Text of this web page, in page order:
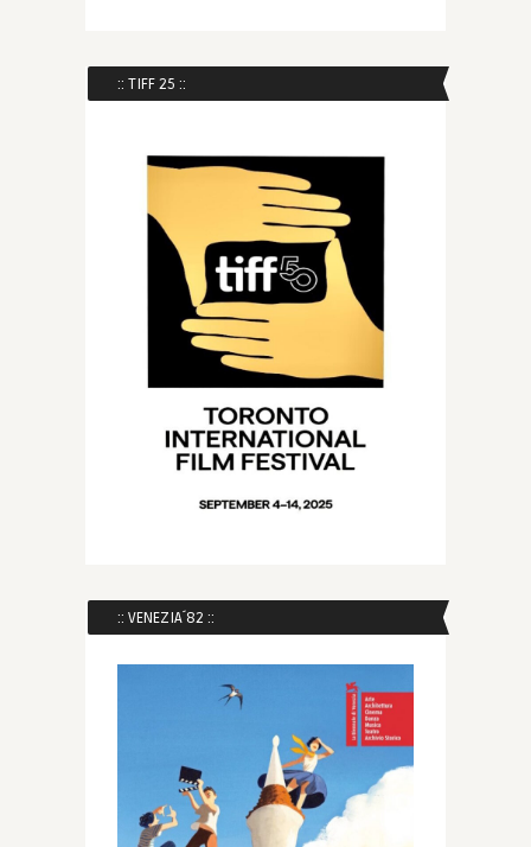
:: TIFF 25 ::
:: VENEZIA´82 ::